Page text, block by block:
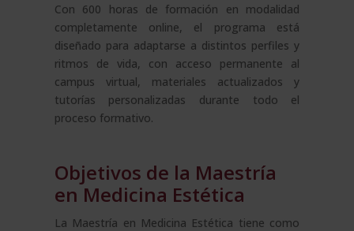
Con 600 horas de formación en modalidad
completamente online, el programa está
diseñado para adaptarse a distintos perfiles y
ritmos de vida, con acceso permanente al
campus virtual, materiales actualizados y
tutorías personalizadas durante todo el
proceso formativo.
Objetivos de la Maestría
en Medicina Estética
La Maestría en Medicina Estética tiene como